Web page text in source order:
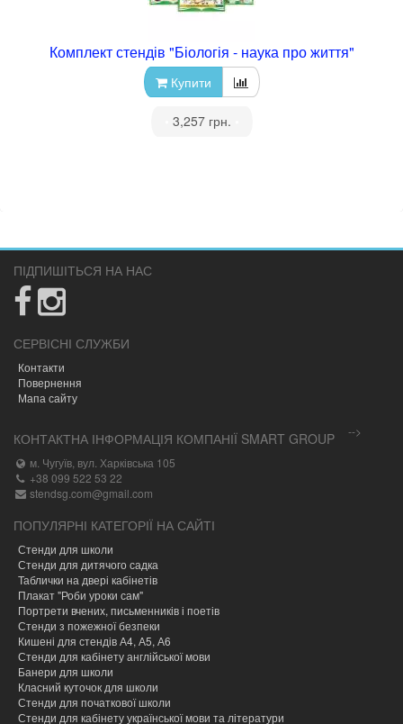
Комплект стендів "Біологія - наука про життя"
Купити
3,257 грн.
ПІДПИШІТЬСЯ НА НАС
СЕРВІСНІ СЛУЖБИ
Контакти
Повернення
Мапа сайту
-->
КОНТАКТНА ІНФОРМАЦІЯ КОМПАНІЇ SMART GROUP
м. Чугуїв, вул. Харківська 105
+38 099 522 53 22
stendsg.com@gmail.com
ПОПУЛЯРНІ КАТЕГОРІЇ НА САЙТІ
Стенди для школи
Стенди для дитячого садка
Таблички на двері кабінетів
Плакат "Роби уроки сам"
Портрети вчених, письменників і поетів
Стенди з пожежної безпеки
Кишені для стендів А4, А5, А6
Стенди для кабінету англійської мови
Банери для школи
Класний куточок для школи
Стенди для початкової школи
Стенди для кабінету української мови та літератури